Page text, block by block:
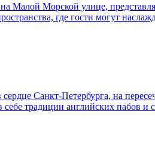
Малой Морской улице,
где гости могут
Санкт-Петербурга, на
себе традиции английских